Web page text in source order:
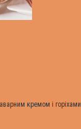
кремом і горіхами